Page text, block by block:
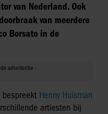
van Nederland. Ook
van meerdere
Borsato in de
Henny Huisman
artiesten bij